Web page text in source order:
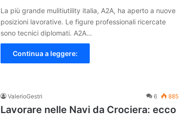
La più grande mulitiutility italia, A2A, ha aperto a nuove
posizioni lavorative. Le figure professionali ricercate
sono tecnici diplomati. A2A…
Continua a leggere:
ValerioGestri 6 885
Lavorare nelle Navi da Crociera: ecco